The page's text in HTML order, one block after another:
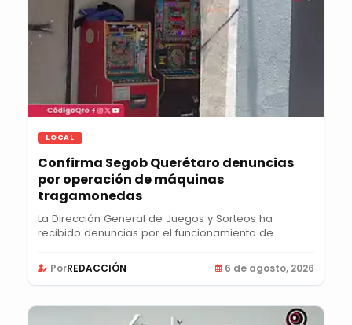
LOCAL
Confirma Segob Querétaro denuncias
por operación de máquinas
tragamonedas
La Dirección General de Juegos y Sorteos ha
recibido denuncias por el funcionamiento de
PorREDACCIÓN 6 de agosto, 2026